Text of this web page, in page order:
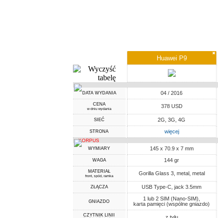
✖
Huawei P9
DATA WYDANIA 04 / 2016
CENA
w dniu wydania 378 USD
SIEĆ 2G, 3G, 4G
STRONA więcej
KORPUS
WYMIARY 145 x 70.9 x 7 mm
WAGA 144 gr
MATERIAŁ
front, spód, ramka Gorilla Glass 3, metal, metal
ZŁĄCZA USB Type-C, jack 3.5mm
GNIAZDO
1 lub 2 SIM (Nano-SIM),
karta pamięci (wspólne gniazdo)
CZYTNIK LINII